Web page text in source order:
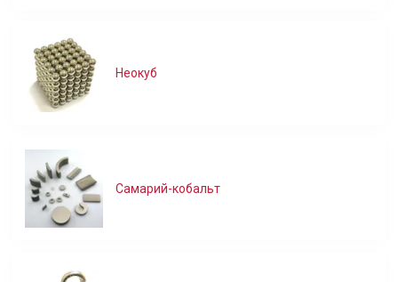
Неокуб
Самарий-кобальт